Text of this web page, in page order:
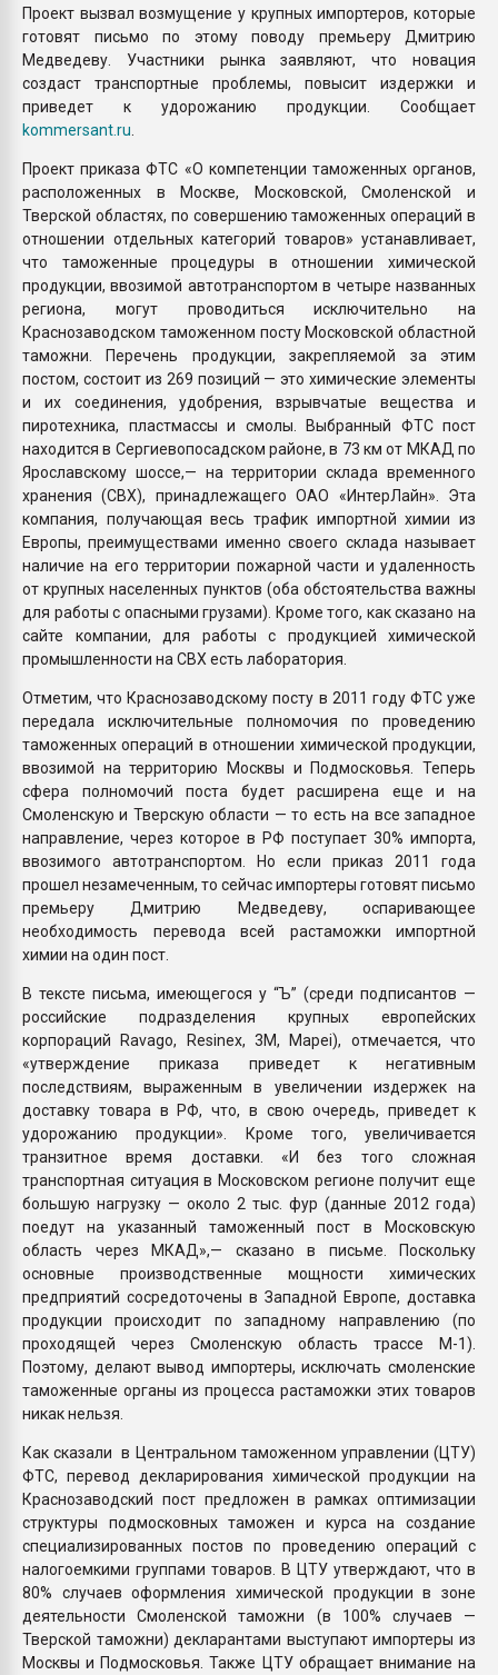
Проект вызвал возмущение у крупных импортеров, которые
готовят письмо по этому поводу премьеру Дмитрию
Медведеву. Участники рынка заявляют, что новация
создаст транспортные проблемы, повысит издержки и
приведет к удорожанию продукции. Сообщает
kommersant.ru
Проект приказа ФТС «О компетенции таможенных органов,
расположенных в Москве, Московской, Смоленской и
Тверской областях, по совершению таможенных операций в
отношении отдельных категорий товаров» устанавливает,
что таможенные процедуры в отношении химической
продукции, ввозимой автотранспортом в четыре названных
региона, могут проводиться исключительно на
Краснозаводском таможенном посту Московской областной
таможни. Перечень продукции, закрепляемой за этим
постом, состоит из 269 позиций — это химические элементы
и их соединения, удобрения, взрывчатые вещества и
пиротехника, пластмассы и смолы. Выбранный ФТС пост
находится в Сергиевопосадском районе, в 73 км от МКАД по
Ярославскому шоссе,— на территории склада временного
хранения (СВХ), принадлежащего ОАО «ИнтерЛайн». Эта
компания, получающая весь трафик импортной химии из
Европы, преимуществами именно своего склада называет
наличие на его территории пожарной части и удаленность
от крупных населенных пунктов (оба обстоятельства важны
для работы с опасными грузами). Кроме того, как сказано на
сайте компании, для работы с продукцией химической
промышленности на СВХ есть лаборатория.
Отметим, что Краснозаводскому посту в 2011 году ФТС уже
передала исключительные полномочия по проведению
таможенных операций в отношении химической продукции,
ввозимой на территорию Москвы и Подмосковья. Теперь
сфера полномочий поста будет расширена еще и на
Смоленскую и Тверскую области — то есть на все западное
направление, через которое в РФ поступает 30% импорта,
ввозимого автотранспортом. Но если приказ 2011 года
прошел незамеченным, то сейчас импортеры готовят письмо
премьеру Дмитрию Медведеву, оспаривающее
необходимость перевода всей растаможки импортной
химии на один пост.
В тексте письма, имеющегося у “Ъ” (среди подписантов —
российские подразделения крупных европейских
корпораций Ravago, Resinex, 3M, Mapei), отмечается, что
«утверждение приказа приведет к негативным
последствиям, выраженным в увеличении издержек на
доставку товара в РФ, что, в свою очередь, приведет к
удорожанию продукции». Кроме того, увеличивается
транзитное время доставки. «И без того сложная
транспортная ситуация в Московском регионе получит еще
большую нагрузку — около 2 тыс. фур (данные 2012 года)
поедут на указанный таможенный пост в Московскую
область через МКАД»,— сказано в письме. Поскольку
основные производственные мощности химических
предприятий сосредоточены в Западной Европе, доставка
продукции происходит по западному направлению (по
проходящей через Смоленскую область трассе М-1).
Поэтому, делают вывод импортеры, исключать смоленские
таможенные органы из процесса растаможки этих товаров
никак нельзя.
Как сказали в Центральном таможенном управлении (ЦТУ)
ФТС, перевод декларирования химической продукции на
Краснозаводский пост предложен в рамках оптимизации
структуры подмосковных таможен и курса на создание
специализированных постов по проведению операций с
налогоемкими группами товаров. В ЦТУ утверждают, что в
80% случаев оформления химической продукции в зоне
деятельности Смоленской таможни (в 100% случаев —
Тверской таможни) декларантами выступают импортеры из
Москвы и Подмосковья. Также ЦТУ обращает внимание на